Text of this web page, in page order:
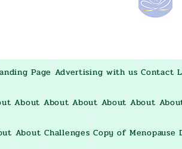
Page Advertising with us Contact
About About About About About
About Challenges Copy of Menopause